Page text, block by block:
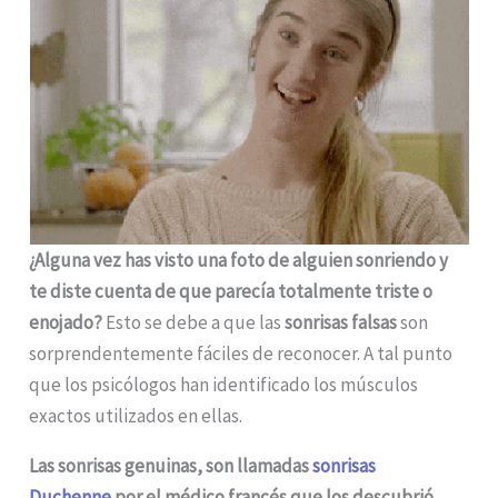
¿Alguna vez has visto una foto de alguien sonriendo y
te diste cuenta de que parecía totalmente triste o
enojado?Esto se debe a que lassonrisas falsasson
sorprendentemente fáciles de reconocer. A tal punto
que los psicólogos han identificado los músculos
exactos utilizados en ellas.
Las sonrisas genuinas, son llamadassonrisas